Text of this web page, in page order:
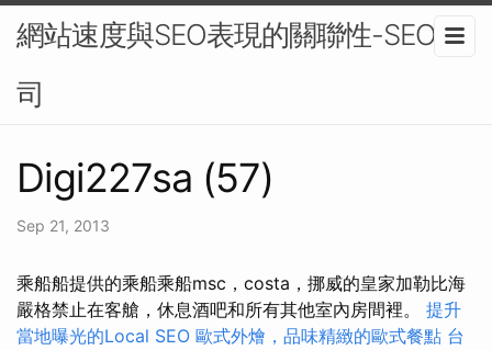
網站速度與SEO表現的關聯性-SEO公
司
Digi227sa (57)
Sep 21, 2013
乘船船提供的乘船乘船msc，costa，挪威的皇家加勒比海
嚴格禁止在客艙，休息酒吧和所有其他室內房間裡。 提升
當地曝光的Local SEO 歐式外燴，品味精緻的歐式餐點 台